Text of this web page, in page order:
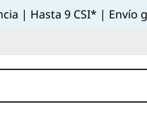
| Hasta 9 CSI* | Envío